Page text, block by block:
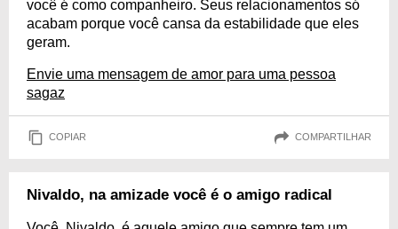
você é como companheiro. Seus relacionamentos só
acabam porque você cansa da estabilidade que eles
geram.
Envie uma mensagem de amor para uma pessoa
sagaz
COPIAR COMPARTILHAR
Nivaldo, na amizade você é o amigo radical